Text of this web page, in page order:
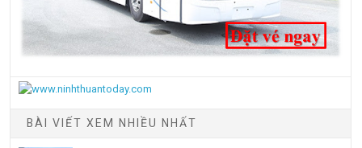
BÀI VIẾT XEM NHIỀU NHẤT